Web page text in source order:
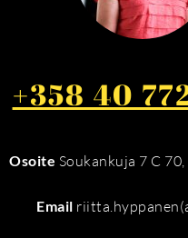
+358 40
Osoite Soukankuja 7 C
Email